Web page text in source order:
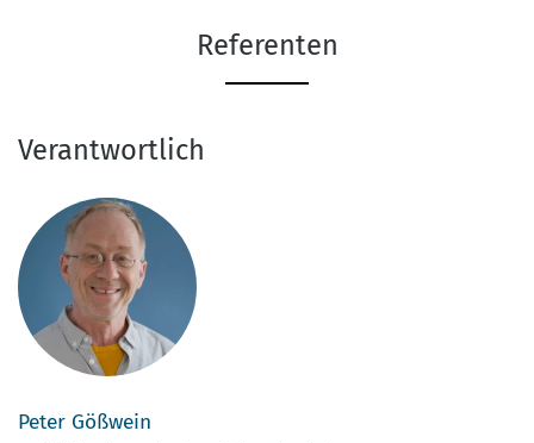
Referenten
Verantwortlich
Peter Gößwein